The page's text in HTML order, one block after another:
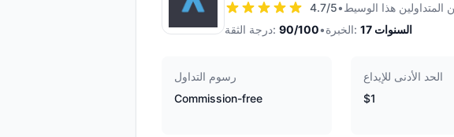
4.7/5•
درجة الثقة: 90/100• الخبرة: 17 السنوات
رسوم التداول
Commission-free
الحد الأدنى للإيداع
$1